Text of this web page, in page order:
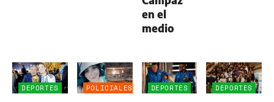
en el
medio
DEPORTES POLICIALES DEPORTES DEPORTES